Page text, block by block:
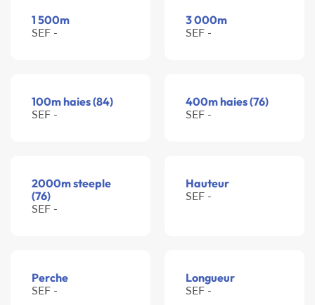
1 500m
SEF -
3 000m
SEF -
100m haies (84)
SEF -
400m haies (76)
SEF -
2000m steeple
(76)
SEF -
Hauteur
SEF -
Perche
SEF -
Longueur
SEF -